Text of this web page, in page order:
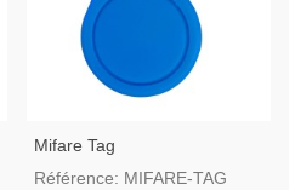
Mifare Tag
Référence: MIFARE-TAG